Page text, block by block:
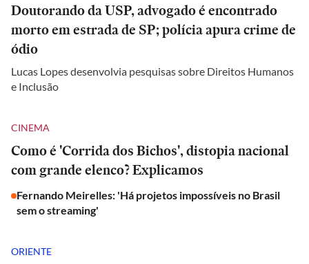
Doutorando da USP, advogado é encontrado
morto em estrada de SP; polícia apura crime de
ódio
Lucas Lopes desenvolvia pesquisas sobre Direitos Humanos
e Inclusão
CINEMA
Como é 'Corrida dos Bichos', distopia nacional
com grande elenco? Explicamos
Fernando Meirelles: 'Há projetos impossíveis no Brasil
sem o streaming'
ORIENTE